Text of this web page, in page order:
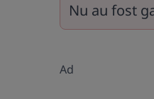
Nu au fost
Ad